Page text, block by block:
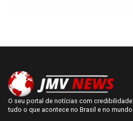
O seu portal de notícias com
tudo o que acontece no Brasil e no mundo.